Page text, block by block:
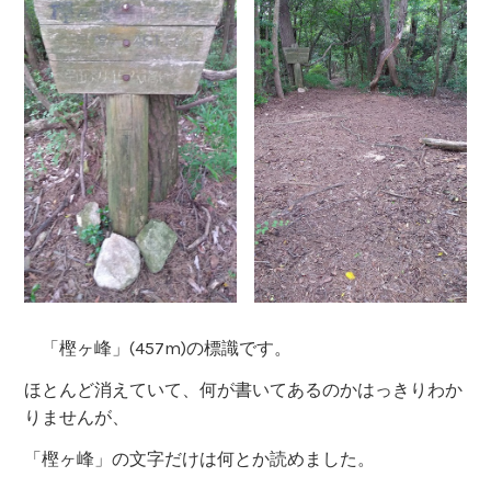
「樫ヶ峰」(457m)の標識です。
ほとんど消えていて、何が書いてあるのかはっきりわか
りませんが、
「樫ヶ峰」の文字だけは何とか読めました。